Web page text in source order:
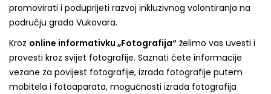
promovirati i poduprijeti razvoj inkluzivnog volontiranja na
području grada Vukovara.
Kroz online informativku „Fotografija“ želimo vas uvesti i
provesti kroz svijet fotografije. Saznati ćete informacije
vezane za povijest fotografije, izrada fotografije putem
mobitela i fotoaparata, mogućnosti izrada fotografija